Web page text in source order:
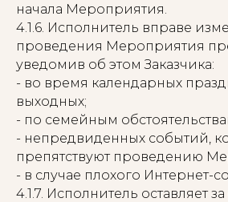
начала Мероприятия.
4.1.6. Исполнитель вправе
проведения Мероприятия
уведомив об этом Заказчика:
- во время календарных
выходных;
- по семейным
- непредвиденных событий,
препятствуют проведению
- в случае плохого Интернет-
4.1.7. Исполнитель оставляет